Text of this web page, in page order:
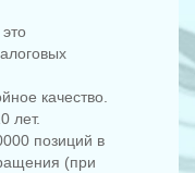
качество.
лет.
позиций в
(при